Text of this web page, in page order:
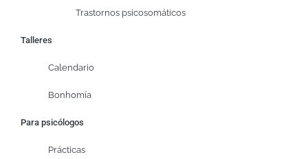
Trastornos psicosomáticos
Talleres
Calendario
Bonhomía
Para psicólogos
Prácticas